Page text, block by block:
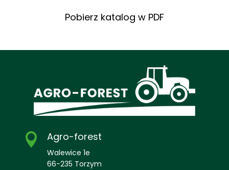
Pobierz katalog w PDF
 Agro-forest
Walewice 1e
66-235 Torzym